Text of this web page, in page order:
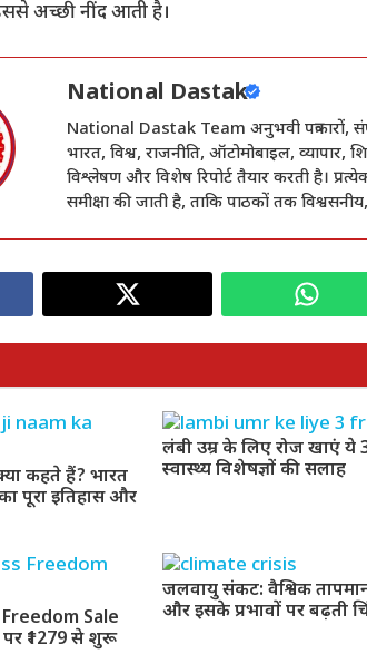
अच्छी नींद आती है।
National Dastak
National Dastak Team अनुभवी पत्रकारों,
भारत, विश्व, राजनीति, ऑटोमोबाइल, व्यापार,
विश्लेषण और विशेष रिपोर्ट तैयार करती है।
समीक्षा की जाती है, ताकि पाठकों तक
कहते हैं? भारत
पूरा इतिहास और
लंबी उम्र के लिए रोज खाएं ये
स्वास्थ्य विशेषज्ञों की सलाह
Sale
₹1279 से शुरू
जलवायु संकट: वैश्विक
और इसके प्रभावों पर बढ़ती